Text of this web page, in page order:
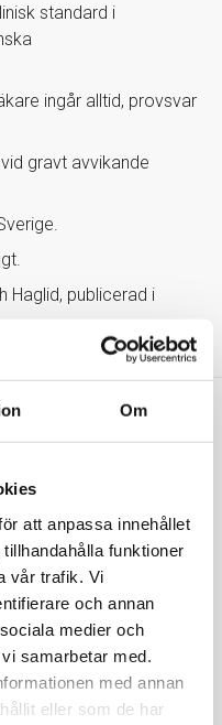
Om
att anpassa innehållet
funktioner
vår trafik. Vi
och annan
medier och
samarbetar med.
med annan
eller som de har
standard i
ingår alltid, provsvar
gravt avvikande
Haglid, publicerad i
hälsa
var så lågt hade jag
jag vad jag kan för att
intaget av D-
att jag har mer energi
Ser fram emot att
nästa gång.